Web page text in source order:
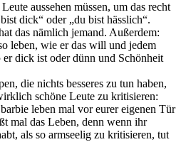
aussehen müssen, um das recht
dick“ oder „du bist hässlich“.
das nämlich jemand. Außerdem:
leben, wie er das will und jedem
er dick ist oder dünn und Schönheit
die nichts besseres zu tun haben,
schöne Leute zu kritisieren:
leben mal vor eurer eigenen Tür
mal das Leben, denn wenn ihr
als so armseelig zu kritisieren, tut